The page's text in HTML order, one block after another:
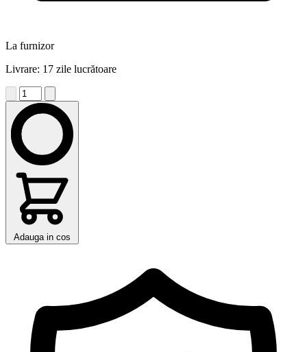
La furnizor
Livrare: 17 zile lucrătoare
Adauga in cos